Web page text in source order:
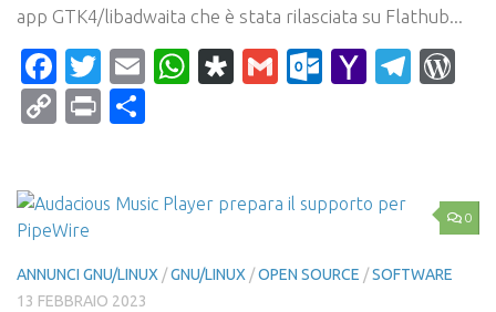
app GTK4/libadwaita che è stata rilasciata su Flathub...
Facebook
Twitter
EmailWhatsApp
Diaspora
Gmail Yahoo
CopyPrint
0
ANNUNCI GNU/LINUX /GNU/LINUX /OPEN SOURCE /SOFTWARE
13 FEBBRAIO 2023